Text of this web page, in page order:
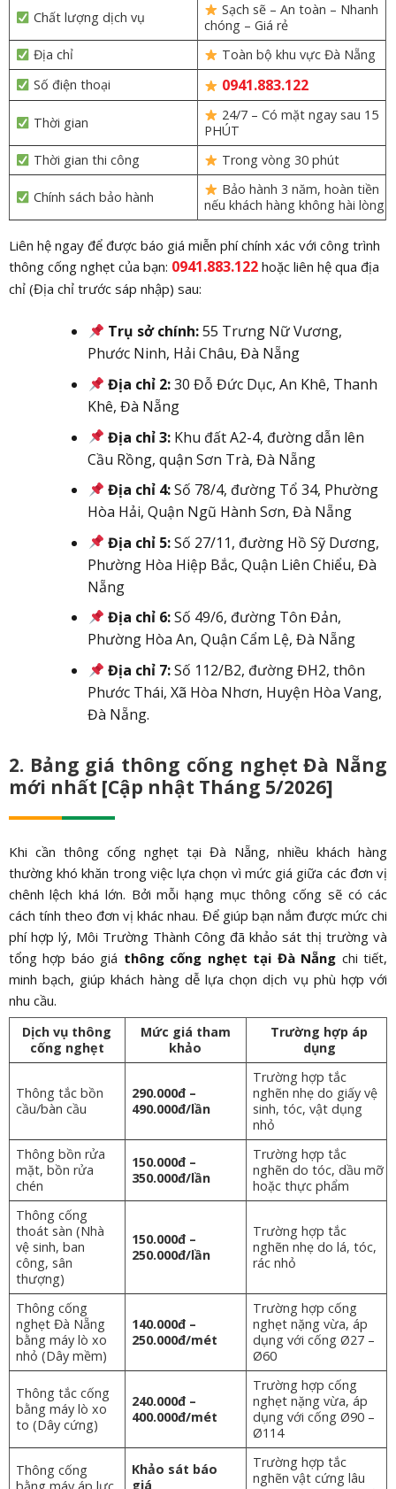
Chất lượng dịch vụ
Sạch sẽ – An toàn – Nhanh
chóng – Giá rẻ
Địa chỉ
Toàn bộ khu vực Đà Nẵng
Số điện thoại
0941.883.122
Thời gian
24/7 – Có mặt ngay sau 15
PHÚT
Thời gian thi công
Trong vòng 30 phút
Chính sách bảo hành
Bảo hành 3 năm, hoàn tiền
nếu khách hàng không hài lòng
Liên hệ ngay để được báo giá miễn phí chính xác với công trình
thông cống nghẹt của bạn: 0941.883.122hoặc liên hệ qua địa
chỉ (Địa chỉ trước sáp nhập) sau:
Trụ sở chính:55 Trưng Nữ Vương,
Phước Ninh, Hải Châu, Đà Nẵng
Địa chỉ 2:30 Đỗ Đức Dục, An Khê, Thanh
Khê, Đà Nẵng
Địa chỉ 3:Khu đất A2-4, đường dẫn lên
Cầu Rồng, quận Sơn Trà, Đà Nẵng
Địa chỉ 4:Số 78/4, đường Tổ 34, Phường
Hòa Hải, Quận Ngũ Hành Sơn, Đà Nẵng
Địa chỉ 5:Số 27/11, đường Hồ Sỹ Dương,
Phường Hòa Hiệp Bắc, Quận Liên Chiểu, Đà
Nẵng
Địa chỉ 6:Số 49/6, đường Tôn Đản,
Phường Hòa An, Quận Cẩm Lệ, Đà Nẵng
Địa chỉ 7:Số 112/B2, đường ĐH2, thôn
Phước Thái, Xã Hòa Nhơn, Huyện Hòa Vang,
Đà Nẵng.
2. Bảng giá thông cống nghẹt Đà Nẵng
mới nhất [Cập nhật Tháng 5/2026]
Khi cần thông cống nghẹt tại Đà Nẵng, nhiều khách hàng
thường khó khăn trong việc lựa chọn vì mức giá giữa các đơn vị
chênh lệch khá lớn. Bởi mỗi hạng mục thông cống sẽ có các
cách tính theo đơn vị khác nhau. Để giúp bạn nắm được mức chi
phí hợp lý, Môi Trường Thành Công đã khảo sát thị trường và
tổng hợp báo giá thông cống nghẹt tại Đà Nẵng chi tiết,
minh bạch, giúp khách hàng dễ lựa chọn dịch vụ phù hợp với
nhu cầu.
Dịch vụ thông
cống nghẹt
Mức giá tham
khảo
Trường hợp áp
dụng
Thông tắc bồn
cầu/bàn cầu
290.000đ –
490.000đ/lần
Trường hợp tắc
nghẽn nhẹ do giấy vệ
sinh, tóc, vật dụng
nhỏ
Thông bồn rửa
mặt, bồn rửa
chén
150.000đ –
350.000đ/lần
Trường hợp tắc
nghẽn do tóc, dầu mỡ
hoặc thực phẩm
Thông cống
thoát sàn (Nhà
vệ sinh, ban
công, sân
thượng)
150.000đ –
250.000đ/lần
Trường hợp tắc
nghẽn nhẹ do lá, tóc,
rác nhỏ
Thông cống
nghẹt Đà Nẵng
bằng máy lò xo
nhỏ (Dây mềm)
140.000đ –
250.000đ/mét
Trường hợp cống
nghẹt nặng vừa, áp
dụng với cống Ø27 –
Ø60
Thông tắc cống
bằng máy lò xo
to (Dây cứng)
240.000đ –
400.000đ/mét
Trường hợp cống
nghẹt nặng vừa, áp
dụng với cống Ø90 –
Ø114
Thông cống
Khảo sát báo
giá
Trường hợp tắc
nghẽn vật cứng lâu